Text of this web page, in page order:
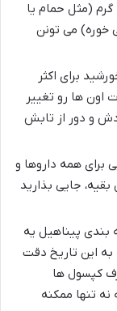
(مثل حمام یا
خوره) می تونن
برای اکثر
اون ها رو تغییر
و دور از تابش
برای همه داروها و
جایی بذارید
بندی پیناهیل یه
به این تاریخ دقت
کپسول ها
تنها ممکنه